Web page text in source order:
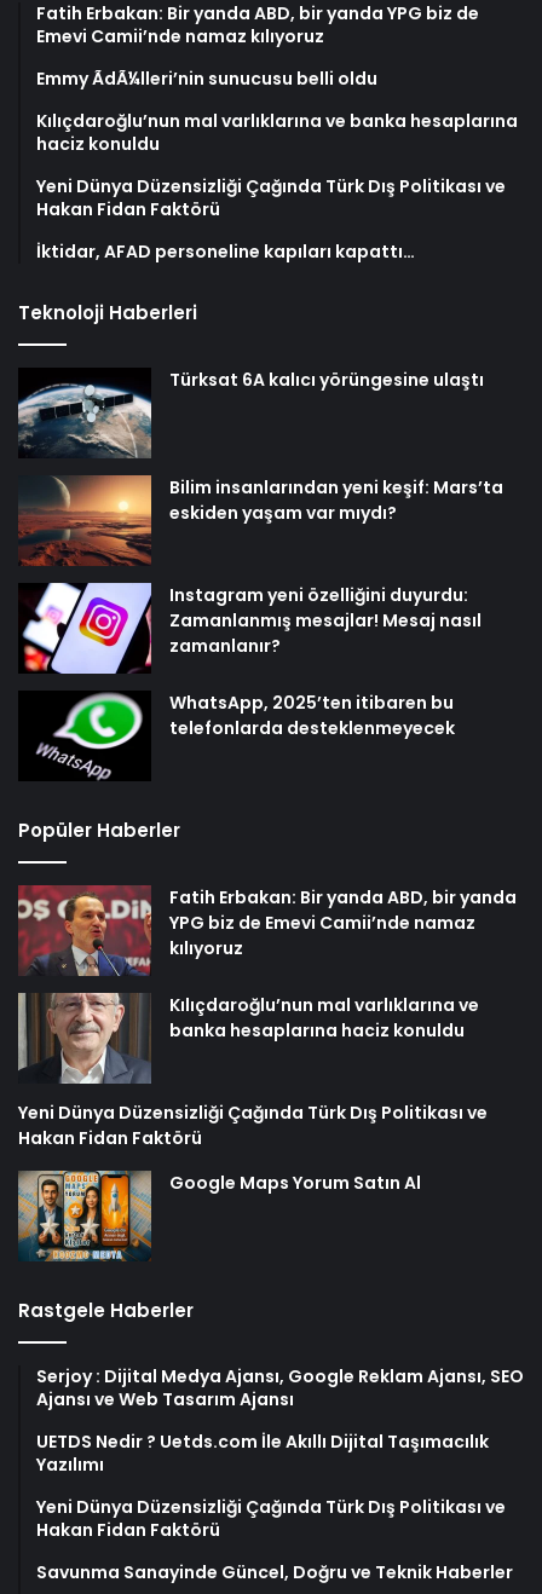
Fatih Erbakan: Bir yanda ABD, bir yanda YPG biz de
Emevi Camii’nde namaz kılıyoruz
Emmy ÃdÃ¼lleri’nin sunucusu belli oldu
Kılıçdaroğlu’nun mal varlıklarına ve banka hesaplarına
haciz konuldu
Yeni Dünya Düzensizliği Çağında Türk Dış Politikası ve
Hakan Fidan Faktörü
İktidar, AFAD personeline kapıları kapattı…
Teknoloji Haberleri
Türksat 6A kalıcı yörüngesine ulaştı
Bilim insanlarından yeni keşif: Mars’ta
eskiden yaşam var mıydı?
Instagram yeni özelliğini duyurdu:
Zamanlanmış mesajlar! Mesaj nasıl
zamanlanır?
WhatsApp, 2025’ten itibaren bu
telefonlarda desteklenmeyecek
Popüler Haberler
Fatih Erbakan: Bir yanda ABD, bir yanda
YPG biz de Emevi Camii’nde namaz
kılıyoruz
Kılıçdaroğlu’nun mal varlıklarına ve
banka hesaplarına haciz konuldu
Yeni Dünya Düzensizliği Çağında Türk Dış Politikası ve
Hakan Fidan Faktörü
Google Maps Yorum Satın Al
Rastgele Haberler
Serjoy : Dijital Medya Ajansı, Google Reklam Ajansı, SEO
Ajansı ve Web Tasarım Ajansı
UETDS Nedir ? Uetds.com İle Akıllı Dijital Taşımacılık
Yazılımı
Yeni Dünya Düzensizliği Çağında Türk Dış Politikası ve
Hakan Fidan Faktörü
Savunma Sanayinde Güncel, Doğru ve Teknik Haberler